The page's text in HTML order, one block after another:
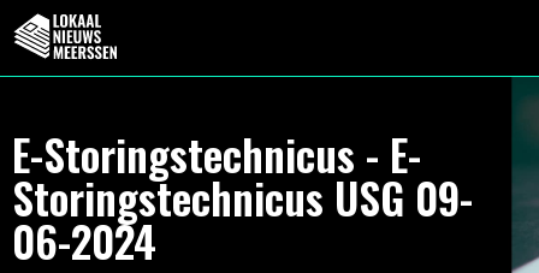
E-Storingstechnicus - E-
Storingstechnicus USG 09-
06-2024